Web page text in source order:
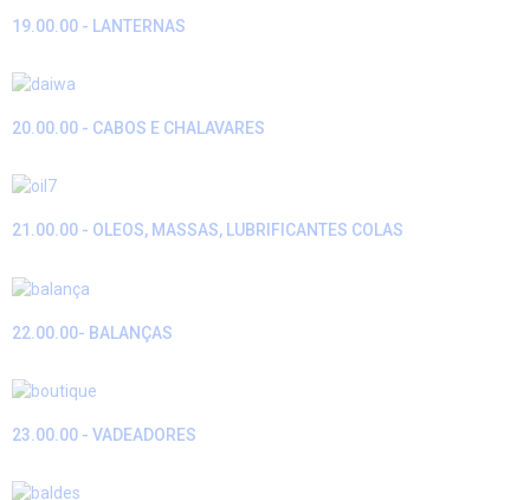
19.00.00 - LANTERNAS
20.00.00 - CABOS E CHALAVARES
21.00.00 - OLEOS, MASSAS, LUBRIFICANTES COLAS
22.00.00- BALANÇAS
23.00.00 - VADEADORES